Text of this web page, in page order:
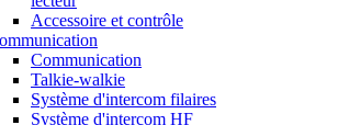
Accessoire et contrôle
Communication
Talkie-walkie
Système d'intercom filaires
Système d'intercom HF